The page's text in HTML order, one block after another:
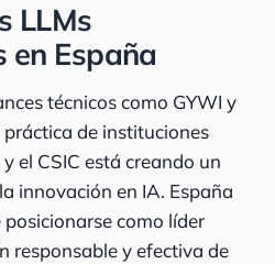
LLMs
en España
técnicos como GYWI y
práctica de instituciones
el CSIC está creando un
innovación en IA. España
como líder
responsable y efectiva de